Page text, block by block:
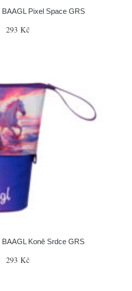
Pixel Space GRS
293 Kč
Koně Srdce GRS
293 Kč